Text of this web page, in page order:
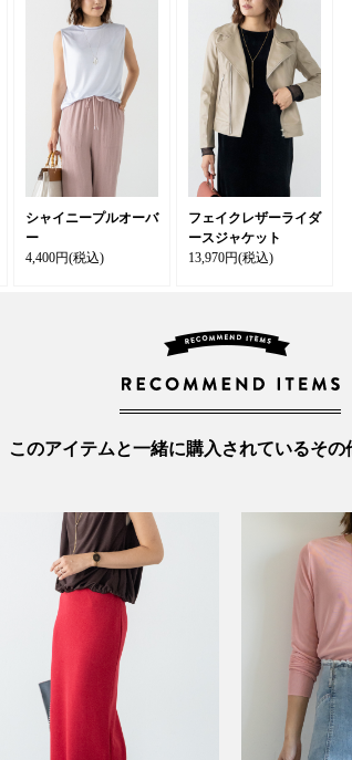
シャイニープルオーバ
ー
4,400円(税込)
フェイクレザーライダ
ースジャケット
13,970円(税込)
このアイテムと一緒に購入されているその